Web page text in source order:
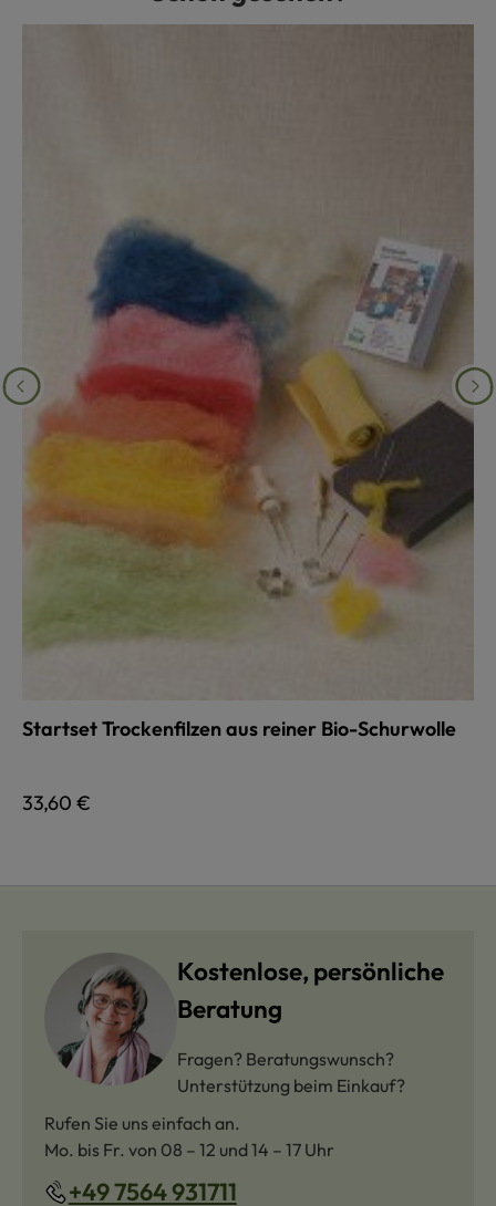
Startset Trockenfilzen aus reiner Bio-Schurwolle
Regulärer Preis:
33,60 €
Kostenlose, persönliche
Beratung
Fragen? Beratungswunsch?
Unterstützung beim Einkauf?
Rufen Sie uns einfach an.
Mo. bis Fr. von 08 – 12 und 14 – 17 Uhr
+49 7564 931711